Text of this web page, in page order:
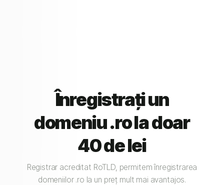
Înregistrați un
domeniu .ro la doar
40 de lei
Registrar acreditat RoTLD, permitem înregistrarea
domeniilor .ro la un preț mult mai avantajos.